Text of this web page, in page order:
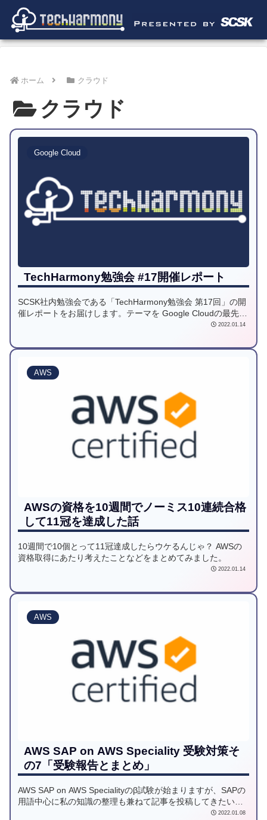
ホーム クラウド
クラウド
Google Cloud
TechHarmony勉強会 #17開催レポート
SCSK社内勉強会である「TechHarmony勉強会 第17回」の開
催レポートをお届けします。テーマを Google Cloudの最先端
ソリューションとしてイベントを開催しました。LT登壇もあ
2022.01.14
AWS
AWSの資格を10週間でノーミス10連続合格
して11冠を達成した話
10週間で10個とって11冠達成したらウケるんじゃ？ AWSの
資格取得にあたり考えたことなどをまとめてみました。
2022.01.14
AWS
AWS SAP on AWS Speciality 受験対策そ
の7「受験報告とまとめ」
AWS SAP on AWS Specialityのβ試験が始まりますが、SAPの
用語中心に私の知識の整理も兼ねて記事を投稿してきたいと
思います。7回目は、受験報告とまとめとして受験してきた感
2022.01.08